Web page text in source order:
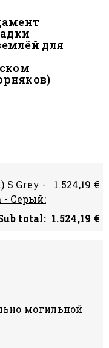
для
S Grey -
- Cерый:
1.524,19 €
total: 1.524,19 €
могильной